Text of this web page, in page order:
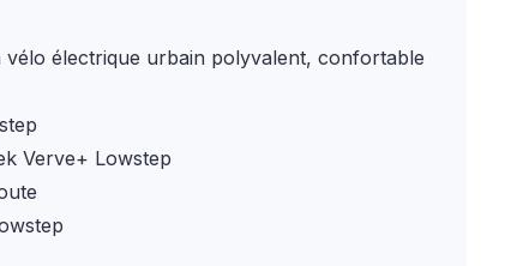
électrique urbain polyvalent, confortable
Verve+ Lowstep